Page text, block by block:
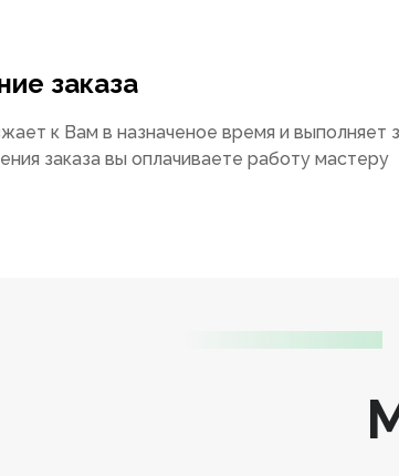
заказа
к Вам в назначеное время и выполняет
заказа вы оплачиваете работу мастеру